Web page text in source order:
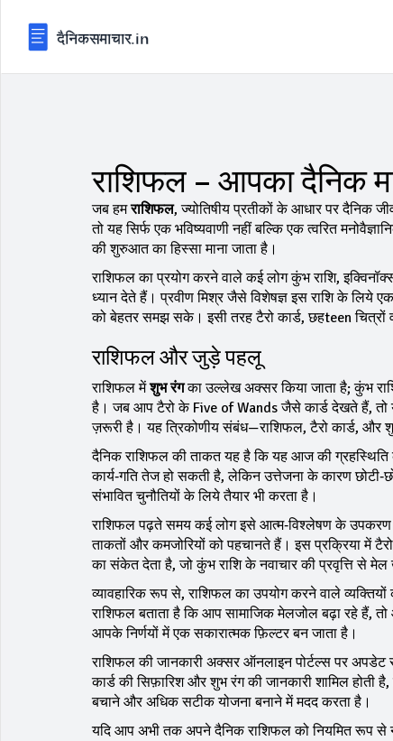
राशिफल – आपका दैनिक
जब हमराशिफल,ज्योतिषीय प्रतीकों के आधार पर दैनिक
तो यह सिर्फ एक भविष्यवाणी नहीं बल्कि एक त्वरित
की शुरुआत का हिस्सा माना जाता है।
राशिफल का प्रयोग करने वाले कई लोगकुंभ राशि,
ध्यान देते हैं। प्रवीण मिश्र जैसे विशेषज्ञ इस राशि के लिये
को बेहतर समझ सके। इसी तरहटैरो कार्ड,छहteen चित्रों
राशिफल और जुड़े पहलू
राशिफल मेंशुभ रंगका उल्लेख अक्सर किया जाता है; कुंभ
है। जब आप टैरो के Five of Wands जैसे कार्ड देखते हैं, तो
ज़रूरी है। यह त्रिकोणीय संबंध—राशिफल, टैरो कार्ड, और
दैनिक राशिफल की ताकत यह है कि यह आज की
कार्य‑गति तेज हो सकती है, लेकिन उत्तेजना के कारण
संभावित चुनौतियों के लिये तैयार भी करता है।
राशिफल पढ़ते समय कई लोग इसे आत्म‑विश्लेषण के
ताकतों और कमजोरियों को पहचानते हैं। इस प्रक्रिया में
का संकेत देता है, जो कुंभ राशि के नवाचार की प्रवृत्ति से मेल
व्यावहारिक रूप से, राशिफल का उपयोग करने वाले
राशिफल बताता है कि आप सामाजिक मेलजोल बढ़ा रहे हैं,
आपके निर्णयों में एक सकारात्मक फ़िल्टर बन जाता है।
राशिफल की जानकारी अक्सर ऑनलाइन पोर्टल्स पर
कार्ड की सिफ़ारिश और शुभ रंग की जानकारी शामिल
बचाने और अधिक सटीक योजना बनाने में मदद करता है।
यदि आप अभी तक अपने दैनिक राशिफल को नियमित रूप